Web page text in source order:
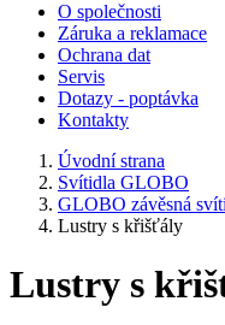
O společnosti
Záruka a reklamace
Ochrana dat
Servis
Dotazy - poptávka
Kontakty
Úvodní strana
Svítidla GLOBO
GLOBO závěsná
Lustry s křišťály
Lustry s